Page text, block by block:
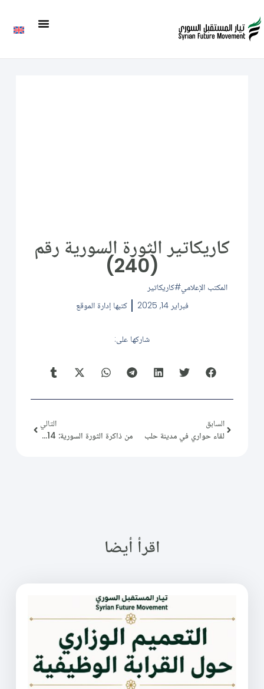
كاريكاتير الثورة السورية رقم
(240)
المكتب الإعلامي كاريكاتير
فبراير 14, 2025
كتبها إدارة الموقع
شاركها على:
السابق
لقاء حواري في مدينة حلب
التالي
من ذاكرة الثورة السورية: 2013/02/14
اقرأ أيضا